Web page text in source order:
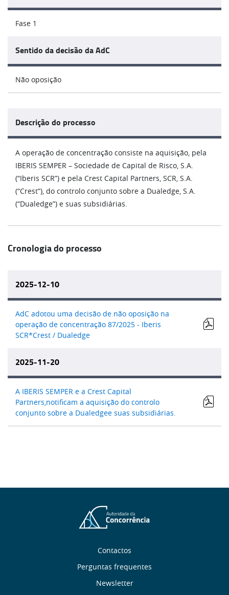
Fase 1
Sentido da decisão da AdC
Não oposição
Descrição do processo
A operação de concentração consiste na aquisição, pela
IBERIS SEMPER – Sociedade de Capital de Risco, S.A.
(“Iberis SCR”) e pela Crest Capital Partners, SCR, S.A.
(“Crest”), do controlo conjunto sobre a Dualedge, S.A.
(“Dualedge”) e suas subsidiárias.
Cronologia do processo
2025-12-10
AdC adotou uma decisão de não oposição na
operação de concentração 87/2025 - Iberis
SCR*Crest / Dualedge
2025-11-20
A IBERIS SEMPER e a Crest Capital
Partners,notificam a aquisição do controlo
conjunto sobre a Dualedgee suas subsidiárias.
Contactos
Perguntas frequentes
Newsletter